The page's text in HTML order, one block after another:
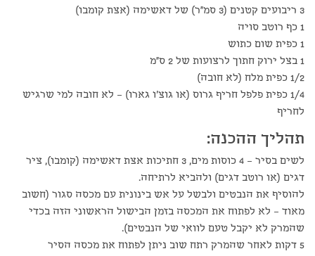
3 ריבועים קטנים (3 סמ"ר) של דאשימה (אצת קומבו)
1 כף רוטב סויה
1 כפית שום כתוש
1 בצל ירוק חתוך לרצועות של 2 ס"מ
1/2 כפית מלח (לא חובה)
1/4 כפית פלפל חריף גרוס (או גוצ'ו גארו) – לא חובה למי שרגיש
לחריף
תהליך ההכנה:
לשים בסיר – 4 כוסות מים, 3 חתיכות אצת דאשימה (קומבו), ציר
דגים (או רוטב דגים) ולהביא לרתיחה.
להוסיף את הנבטים ולבשל על אש בינונית עם מכסה סגור (חשוב
מאוד – לא לפתוח את המכסה בזמן הבישול הראשוני הזה בכדי
שהמרק לא יקבל טעם לוואי של הנבטים).
5 דקות לאחר שהמרק רתח שוב ניתן לפתוח את מכסה הסיר